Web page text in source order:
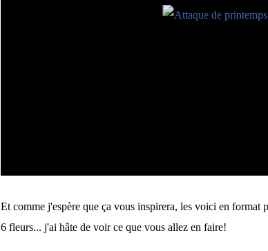
Et comme j'espère que ça vous inspirera, les voici en
6 fleurs... j'ai hâte de voir ce que vous allez en faire!